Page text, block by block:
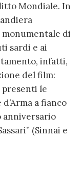
Mondiale. In
di
sardi e ai
infatti,
del film:
presenti le
a fianco
anniversario
(Sinnai e